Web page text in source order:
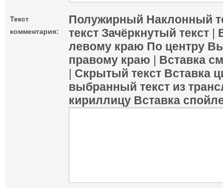
Текст
комментария:
Полужирный Наклонный
текст Зачёркнутый текст |
левому краю По центру
правому краю | Вставка
| Скрытый текст Вставка
выбранный текст из
кириллицу Вставка